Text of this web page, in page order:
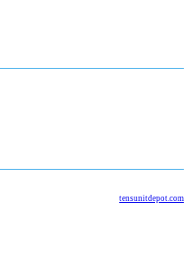
tensunitdepot.com